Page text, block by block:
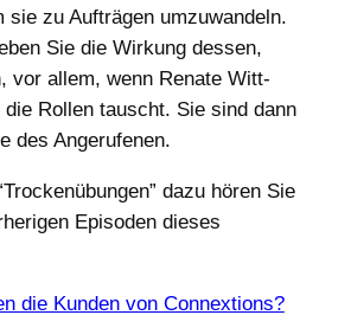
sie zu Aufträgen umzuwandeln.
Sie die Wirkung dessen,
vor allem, wenn Renate Witt-
die Rollen tauscht. Sie sind dann
des Angerufenen.
dazu hören Sie
Episoden dieses
die Kunden von Connextions?